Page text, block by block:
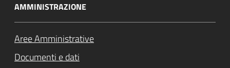
AMMINISTRAZIONE
Aree Amministrative
Documenti e dati